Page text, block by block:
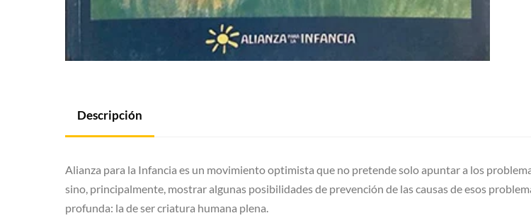
Descripción
Alianza para la Infancia es un movimiento optimista que no pretende solo apuntar a los
sino, principalmente, mostrar algunas posibilidades de prevención de las causas de esos
profunda: la de ser criatura humana plena.